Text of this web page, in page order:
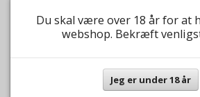
Mere information
30,00 DKK
Du skal være over 18 år for at
webshop. Bekræft
Jeg er under 18 år